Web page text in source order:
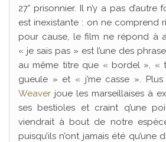
27° prisonnier. Il n’y a pas d’autre
est inexistante : on ne comprend
pour cause, le film ne répond à
« je sais pas » est l’une des
au même titre que « bordel », «
gueule » et « j’me casse ». Plus
Weaver joue les marseillaises à
ses bestioles et craint q’une
viendrait à bout de notre
puisqu’ils n’ont jamais été qu’une